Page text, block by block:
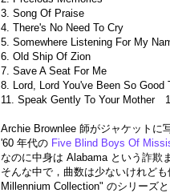
3. Song Of Praise
4. There's No Need To Cry
5. Somewhere Listening For My
6. Old Ship Of Zion
7. Save A Seat For Me
8. Lord, Lord You've Been So
11. Speak Gently To Your Mother
Archie Brownlee 師がジャケットに
'60 年代の Five Blind Boys Of
なのに中身は Alabama という詐欺
そんな中で，曲数は少ないけれど
Millennium Collection" のシリーズ